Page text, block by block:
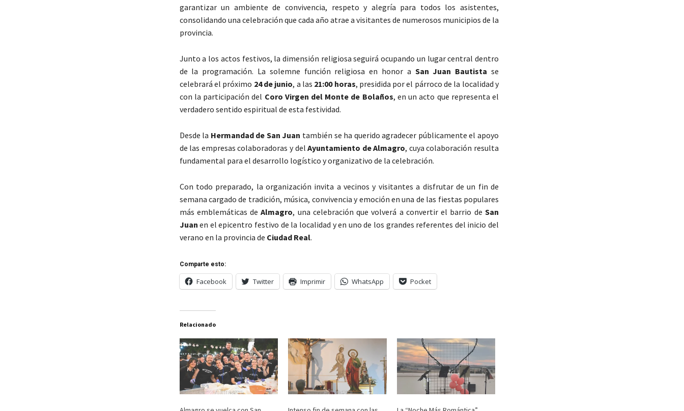
garantizar un ambiente de convivencia, respeto y alegría para todos los asistentes,
consolidando una celebración que cada año atrae a visitantes de numerosos municipios de la
provincia.
Junto a los actos festivos, la dimensión religiosa seguirá ocupando un lugar central dentro
de la programación. La solemne función religiosa en honor a San Juan Bautista se
celebrará el próximo 24 de junio, a las 21:00 horas, presidida por el párroco de la localidad y
con la participación del Coro Virgen del Monte de Bolaños, en un acto que representa el
verdadero sentido espiritual de esta festividad.
Desde la Hermandad de San Juan también se ha querido agradecer públicamente el apoyo
de las empresas colaboradoras y delAyuntamiento de Almagro, cuya colaboración resulta
fundamental para el desarrollo logístico y organizativo de la celebración.
Con todo preparado, la organización invita a vecinos y visitantes a disfrutar de un fin de
semana cargado de tradición, música, convivencia y emoción en una de las fiestas populares
más emblemáticas deAlmagro, una celebración que volverá a convertir el barrio de San
Juan en el epicentro festivo de la localidad y en uno de los grandes referentes del inicio del
verano en la provincia de Ciudad Real.
Comparte esto:
Facebook Twitter Imprimir WhatsApp Pocket
Relacionado